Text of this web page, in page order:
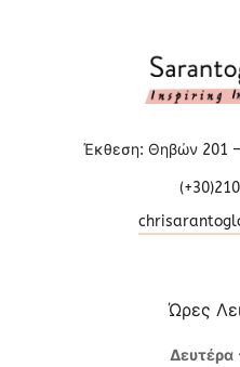
Έκθεση: Θηβών 201 –
Ώρες
Δευτέρα